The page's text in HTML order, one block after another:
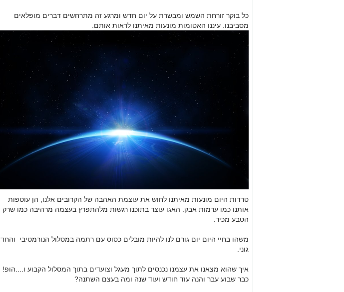
כל בוקר זורחת השמש ומבשרת על יום חדש ומרגע זה מתרחשים דברים מופלאים
מסביבנו. עיננו האטומות מונעות מאיתנו לראות אותם.
טרדות היום מונעות מאיתנו לחוש את עוצמת האהבה של הקרובים אלנו, הן עוטפות
אותנו כמו ערמות אבק. האגו עוצר בתוכנו רגשות מלהתפרץ בעצמה מרהיבה כמו שרק
הטבע מכיר.
משהו בחיי היום יום גורם לנו להיות מובלים כסוס עם רתמה במסלול הנורמטיבי והחד
גוני.
איך שהוא מצאנו את עצמנו נכנסים לתוך מעגל וצועדים בתוך המסלול הקבוע ו....הופ!
כבר שבוע עבר והנה עוד חודש ועוד שנה ומה בעצם השתנה?